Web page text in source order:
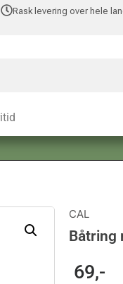
Rask levering over hele
CAL
Båtring
69,-